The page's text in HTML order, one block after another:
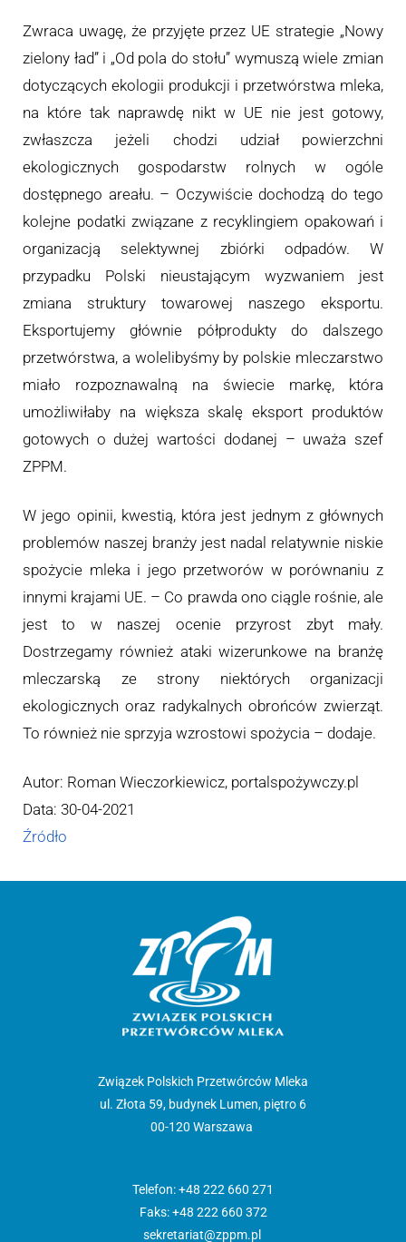
Zwraca uwagę, że przyjęte przez UE strategie „Nowy
zielony ład” i „Od pola do stołu” wymuszą wiele zmian
dotyczących ekologii produkcji i przetwórstwa mleka,
na które tak naprawdę nikt w UE nie jest gotowy,
zwłaszcza jeżeli chodzi udział powierzchni
ekologicznych gospodarstw rolnych w ogóle
dostępnego areału. – Oczywiście dochodzą do tego
kolejne podatki związane z recyklingiem opakowań i
organizacją selektywnej zbiórki odpadów. W
przypadku Polski nieustającym wyzwaniem jest
zmiana struktury towarowej naszego eksportu.
Eksportujemy głównie półprodukty do dalszego
przetwórstwa, a wolelibyśmy by polskie mleczarstwo
miało rozpoznawalną na świecie markę, która
umożliwiłaby na większa skalę eksport produktów
gotowych o dużej wartości dodanej – uważa szef
ZPPM.
W jego opinii, kwestią, która jest jednym z głównych
problemów naszej branży jest nadal relatywnie niskie
spożycie mleka i jego przetworów w porównaniu z
innymi krajami UE. – Co prawda ono ciągle rośnie, ale
jest to w naszej ocenie przyrost zbyt mały.
Dostrzegamy również ataki wizerunkowe na branżę
mleczarską ze strony niektórych organizacji
ekologicznych oraz radykalnych obrońców zwierząt.
To również nie sprzyja wzrostowi spożycia – dodaje.
Autor: Roman Wieczorkiewicz, portalspożywczy.pl
Data: 30-04-2021
Źródło
Związek Polskich Przetwórców Mleka
ul. Złota 59, budynek Lumen, piętro 6
00-120 Warszawa
Telefon: +48 222 660 271
Faks: +48 222 660 372
sekretariat@zppm.pl